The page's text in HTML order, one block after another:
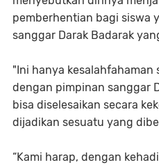
pemberhentian bagi siswa
sanggar Darak Badarak
"Ini hanya kesalahfahaman
dengan pimpinan sanggar
bisa diselesaikan secara
dijadikan sesuatu yang
“Kami harap, dengan